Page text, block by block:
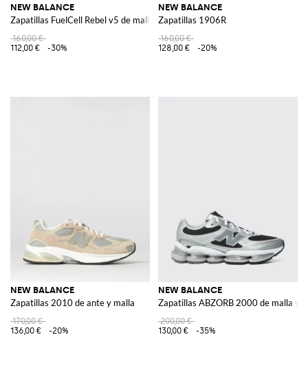
NEW BALANCE
Zapatillas FuelCell Rebel v5 de malla
160,00 €
112,00 €
-30%
NEW BALANCE
Zapatillas 1906R
160,00 €
128,00 €
-20%
NEW BALANCE
Zapatillas 2010 de ante y malla
170,00 €
136,00 €
-20%
NEW BALANCE
Zapatillas ABZORB 2000 de malla y
200,00 €
130,00 €
-35%